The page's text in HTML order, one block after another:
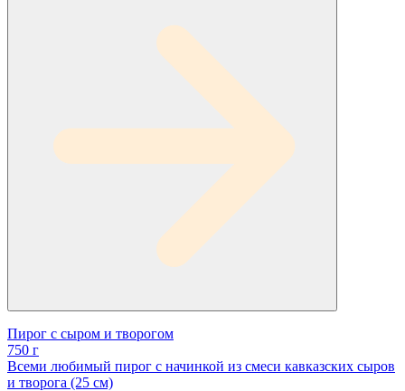
Пирог с сыром и творогом
750 г
Всеми любимый пирог с начинкой из смеси кавказских сыров
и творога (25 см)